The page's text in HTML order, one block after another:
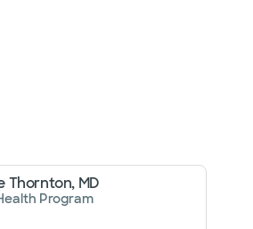
Thornton, MD
Program